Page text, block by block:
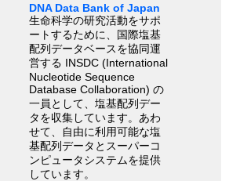
DNA Data Bank of Japan
生命科学の研究活動をサポ
ートするために、国際塩基
配列データベースを協同運
営する INSDC (International
Nucleotide Sequence
Database Collaboration) の
一員として、塩基配列デー
タを収集しています。あわ
せて、自由に利用可能な塩
基配列データとスーパーコ
ンピュータシステムを提供
しています。